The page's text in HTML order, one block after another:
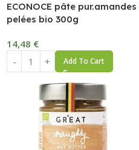
ECONOCE pâte pur.amandes
pelées bio 300g
14,48 €
Add To Cart